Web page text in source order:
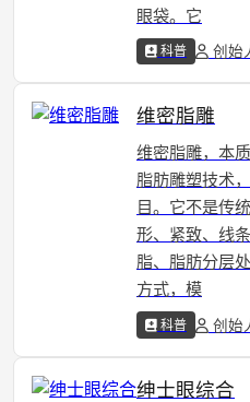
眼袋。它
科普 创始
维密脂雕
维密脂雕，本
脂肪雕塑技术
目。它不是传
形、紧致、线
脂、脂肪分层
方式，模
科普 创始
绅士眼综合